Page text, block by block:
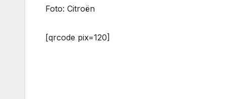
Foto: Citroën
[qrcode pix=120]